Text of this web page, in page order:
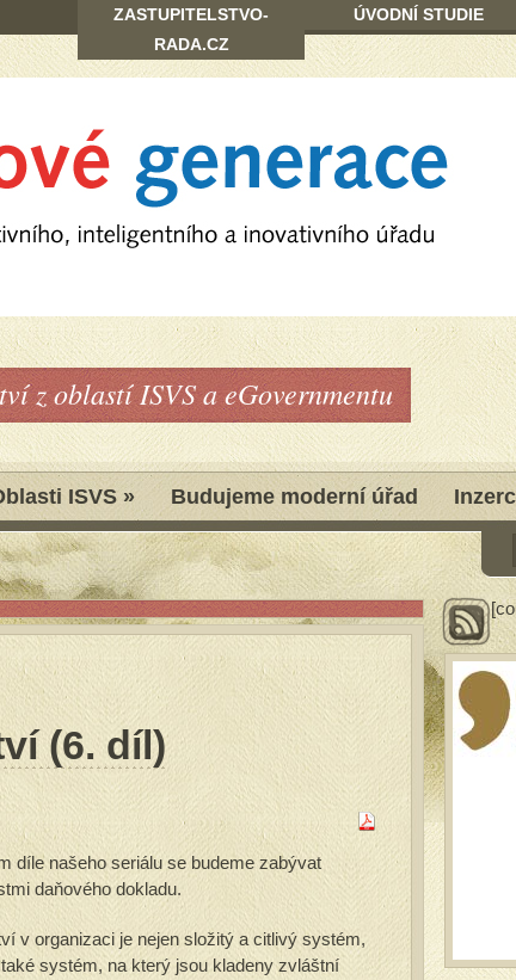
z oblastí ISVS a eGovernmentu
ISVS » Budujeme moderní úřad
(6. díl)
díle našeho seriálu se budeme zabývat
daňového dokladu.
v organizaci je nejen složitý a citlivý systém,
systém, na který jsou kladeny zvláštní
ZASTUPITELSTVO-
RADA.CZ
ÚVODNÍ STUDIE